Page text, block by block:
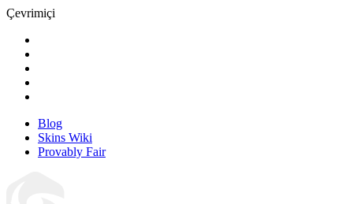
Çevrimiçi
Blog
Skins Wiki
Provably Fair